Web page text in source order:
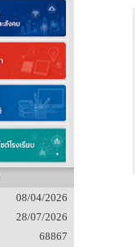
08/04/2026
28/07/2026
68867